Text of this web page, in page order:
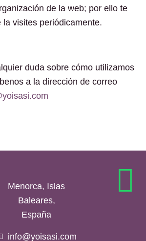
de la web; por ello te
visites periódicamente.
duda sobre cómo utilizamos
a la dirección de correo
Menorca, Islas
Baleares,
España
info@yoisasi.com